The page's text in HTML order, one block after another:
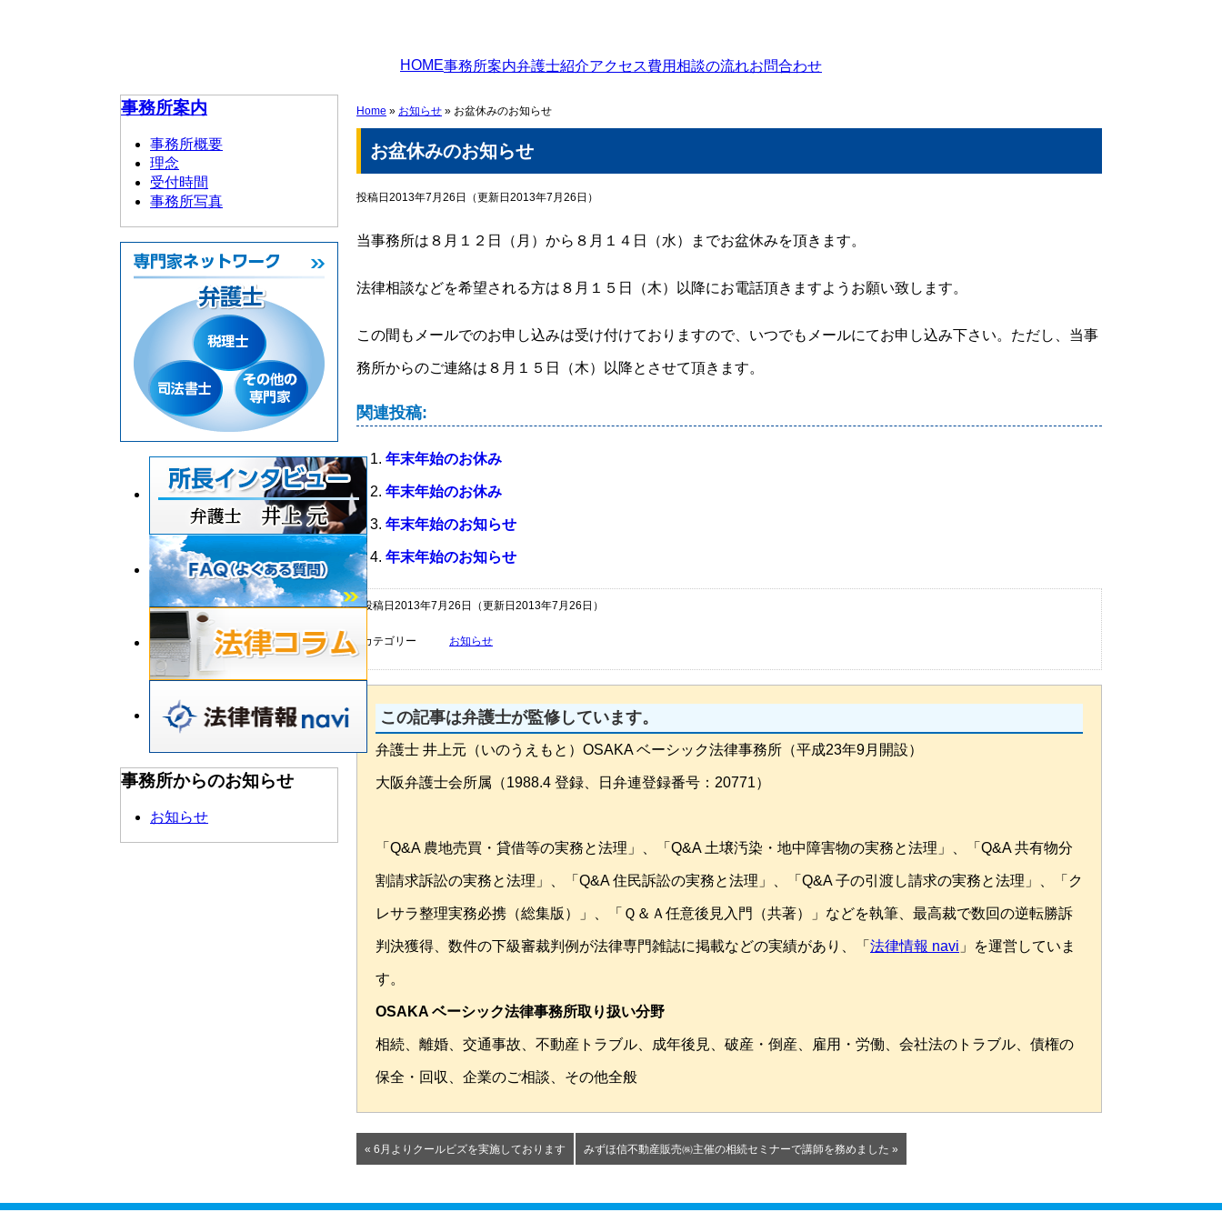
HOME事務所案内弁護士紹介アクセス費用相談の流れお問合わせ
Home » お知らせ » お盆休みのお知らせ
お盆休みのお知らせ
投稿日2013年7月26日 （更新日2013年7月26日）
当事務所は８月１２日（月）から８月１４日（水）までお盆休みを頂きます。
法律相談などを希望される方は８月１５日（木）以降にお電話頂きますようお願い致します。
この間もメールでのお申し込みは受け付けておりますので、いつでもメールにてお申し込み下さい。ただし、当事
務所からのご連絡は８月１５日（木）以降とさせて頂きます。
関連投稿:
年末年始のお休み
年末年始のお休み
年末年始のお知らせ
年末年始のお知らせ
投稿日2013年7月26日 （更新日2013年7月26日）
カテゴリー お知らせ
この記事は弁護士が監修しています。
弁護士 井上元（いのうえもと）OSAKA ベーシック法律事務所（平成23年9月開設）
大阪弁護士会所属（1988.4 登録、日弁連登録番号：20771）
「Q&A 農地売買・貸借等の実務と法理」、「Q&A 土壌汚染・地中障害物の実務と法理」、「Q&A 共有物分
割請求訴訟の実務と法理」、「Q&A 住民訴訟の実務と法理」、「Q&A 子の引渡し請求の実務と法理」、「ク
レサラ整理実務必携（総集版）」、「Ｑ＆Ａ任意後見入門（共著）」などを執筆、最高裁で数回の逆転勝訴
判決獲得、数件の下級審裁判例が法律専門雑誌に掲載などの実績があり、「 法律情報 navi 」を運営していま
す。
OSAKA ベーシック法律事務所取り扱い分野
相続、離婚、交通事故、不動産トラブル、成年後見、破産・倒産、雇用・労働、会社法のトラブル、債権の
保全・回収、企業のご相談、その他全般
« 6月よりクールビズを実施しております みずほ信不動産販売㈱主催の相続セミナーで講師を務めました »
事務所案内
事務所概要
理念
受付時間
事務所写真
事務所からのお知らせ
お知らせ